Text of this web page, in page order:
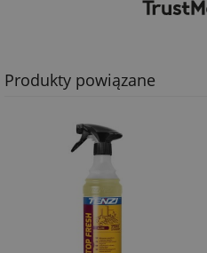
Produkty powiązane